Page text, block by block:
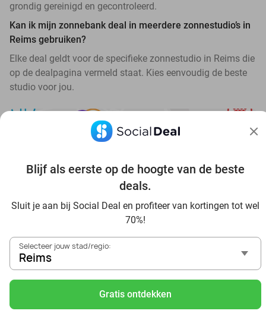
Blijf als eerste op de hoogte van de beste
deals.
Sluit je aan bij Social Deal en profiteer van kortingen tot wel
70%!
Selecteer jouw stad/regio:
Reims
Gratis ontdekken
grondig gereinigd en gecontroleerd.
Kan ik mijn zonnebank deal in meerdere zonnestudio’s in
Reims gebruiken?
Elke deal geldt voor de specifieke zonnestudio in Reims die
op de dealpagina vermeld staat. Kies eenvoudig de beste
studio voor jou.
Ontdek alle topdeals in jouw omgeving
Voordelig genieten in Reims: haal deal-inspiratie uit onze
Visitez Eauzone SPA à prix réduit à Reims